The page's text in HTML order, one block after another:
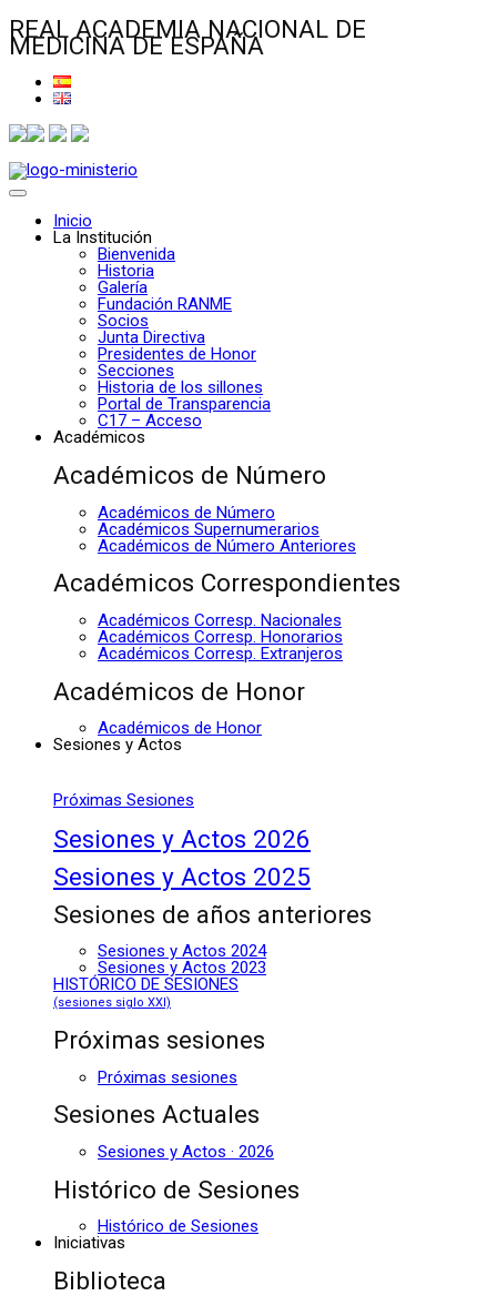
REAL ACADEMIA NACIONAL DE
MEDICINA DE ESPAÑA
Inicio
La Institución
Bienvenida
Historia
Galería
Fundación RANME
Socios
Junta Directiva
Presidentes de Honor
Secciones
Historia de los sillones
Portal de Transparencia
C17 – Acceso
Académicos
Académicos de Número
Académicos de Número
Académicos Supernumerarios
Académicos de Número Anteriores
Académicos Correspondientes
Académicos Corresp. Nacionales
Académicos Corresp. Honorarios
Académicos Corresp. Extranjeros
Académicos de Honor
Académicos de Honor
Sesiones y Actos
Próximas Sesiones
Sesiones y Actos 2026
Sesiones y Actos 2025
Sesiones de años anteriores
Sesiones y Actos 2024
Sesiones y Actos 2023
HISTÓRICO DE SESIONES
(sesiones siglo XXI)
Próximas sesiones
Próximas sesiones
Sesiones Actuales
Sesiones y Actos · 2026
Histórico de Sesiones
Histórico de Sesiones
Iniciativas
Biblioteca